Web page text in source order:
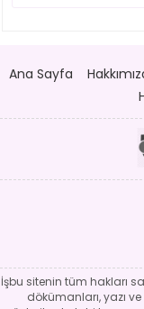
Ana Sayfa
İşbu sitenin tüm hakları
dökümanları, yazı